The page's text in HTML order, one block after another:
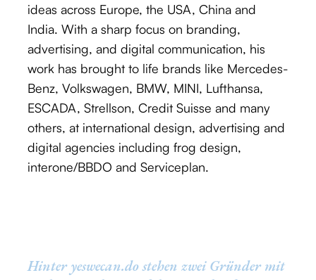
ideas across Europe, the USA, China and
India. With a sharp focus on branding,
advertising, and digital communication, his
work has brought to life brands like Mercedes-
Benz, Volkswagen, BMW, MINI, Lufthansa,
ESCADA, Strellson, Credit Suisse and many
others, at international design, advertising and
digital agencies including frog design,
interone/BBDO and Serviceplan.
Hinter yeswecan.do stehen zwei Gründer mit